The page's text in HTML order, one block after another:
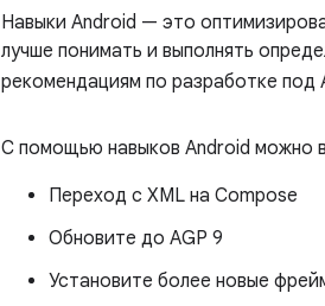
Навыки Android — это
лучше понимать и выполнять
рекомендациям по разработке
С помощью навыков Android можно
Переход с XML на Compose
Обновите до AGP 9
Установите более новые